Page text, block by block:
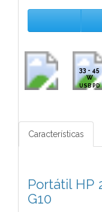
33 - 45
W
USB PD
Características
Portátil HP
G10